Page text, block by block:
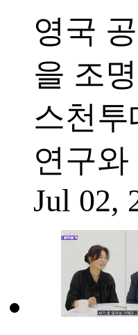
영국
을 조
스천
연구
Jul 02,